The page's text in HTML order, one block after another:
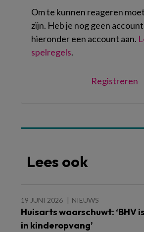
Om te kunnen reageren
zijn. Heb je nog geen
hieronder een account aan.
spelregels.
Registreren
Lees ook
19 JUNI 2026 NIEUWS
Huisarts waarschuwt: ‘BHV
in kinderopvang’